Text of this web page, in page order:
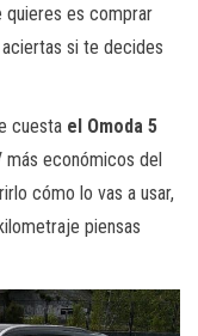
quieres es comprar
si te decides
cuesta el Omoda 5
más económicos del
cómo lo vas a usar,
piensas